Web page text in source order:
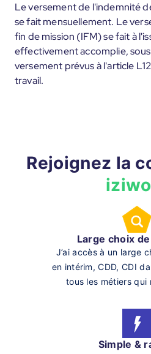
Le versement de l'indemnité
se fait mensuellement. Le
fin de mission (IFM) se fait à
effectivement accomplie,
versement prévus à l'article
travail.
Rejoignez la
Large choix
J’ai accès à un large
en intérim, CDD, CDI
tous les métiers qui
Simple &